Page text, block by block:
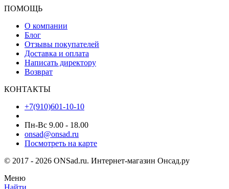
ПОМОЩЬ
О компании
Блог
Отзывы покупателей
Доставка и оплата
Написать директору
Возврат
КОНТАКТЫ
+7(910)601-10-10
Пн-Вс 9.00 - 18.00
onsad@onsad.ru
Посмотреть на карте
© 2017 - 2026 ONSad.ru. Интернет-магазин Онсад.ру
Меню